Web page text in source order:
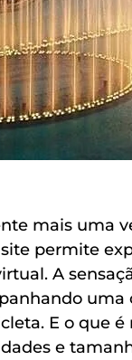
mais uma
permite
A
uma
E o que é
e